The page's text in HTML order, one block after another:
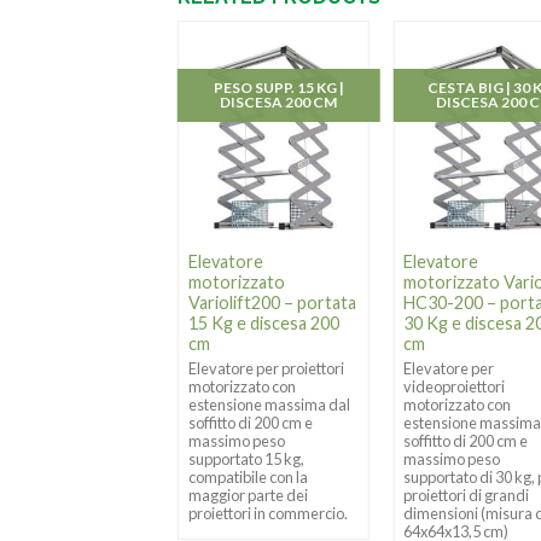
Elevatore
motorizzato
Variolift200 – portata
15 Kg e discesa 200
cm
Elevatore per proiettori
motorizzato con
estensione massima dal
soffitto di 200 cm e
massimo peso
supportato 15 kg,
compatibile con la
maggior parte dei
proiettori in commercio.
PESO SUPP. 15 KG |
DISCESA 200 CM
Elevatore
motorizzato
HC30-200 –
30 Kg e discesa
cm
Elevatore per
videoproiettori
motorizzato con
estensione
soffitto di 200 cm e
massimo peso
supportato di 30 kg,
proiettori di grandi
dimensioni (misura
64x64x13,5 cm)
CESTA BIG | 30
DISCESA 200